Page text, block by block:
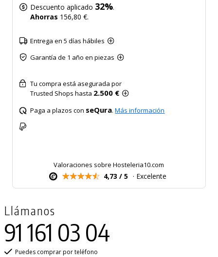
Descuento aplicado 32%.
Ahorras 156,80 €.
Entrega en 5 días hábiles
Garantía de 1 año en piezas
Tu compra está asegurada por
Trusted Shops hasta 2.500 €
Paga a plazos con seQura.Más información
Valoraciones sobre Hosteleria10.com
4,73 / 5 · Excelente
Llámanos
91 161 03 04
Puedes comprar por teléfono